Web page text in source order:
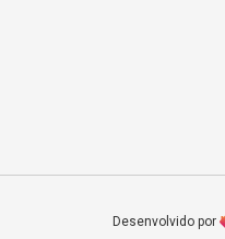
Desenvolvido por